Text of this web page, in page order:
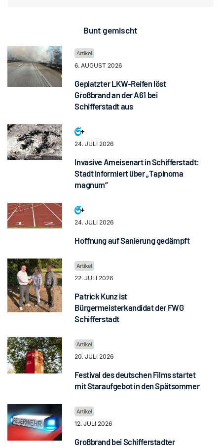
Bunt gemischt
6. AUGUST 2026
Geplatzter LKW-Reifen löst
Großbrand an der A61 bei
Schifferstadt aus
24. JULI 2026
Invasive Ameisenart in Schifferstadt:
Stadt informiert über „Tapinoma
magnum“
24. JULI 2026
Hoffnung auf Sanierung gedämpft
22. JULI 2026
Patrick Kunz ist
Bürgermeisterkandidat der FWG
Schifferstadt
20. JULI 2026
Festival des deutschen Films startet
mit Staraufgebot in den Spätsommer
12. JULI 2026
Großbrand bei Schifferstadter